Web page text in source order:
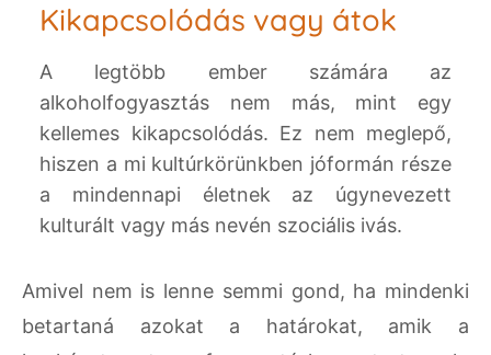
Kikapcsolódás vagy átok
A legtöbb ember számára az
alkoholfogyasztás nem más, mint egy
kellemes kikapcsolódás. Ez nem meglepő,
hiszen a mi kultúrkörünkben jóformán része
a mindennapi életnek az úgynevezett
kulturált vagy más nevén szociális ivás.
Amivel nem is lenne semmi gond, ha mindenki
betartaná azokat a határokat, amik a